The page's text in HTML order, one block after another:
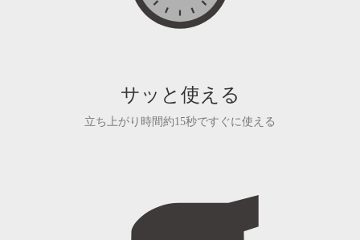
サッと使える
立ち上がり時間約15秒ですぐに使える